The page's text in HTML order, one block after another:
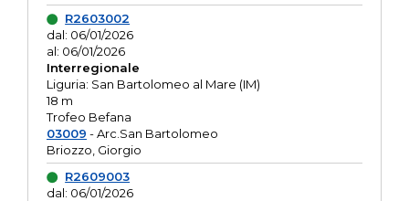
R2603002
dal: 06/01/2026
al: 06/01/2026
Interregionale
Liguria: San Bartolomeo al Mare (IM)
18 m
Trofeo Befana
03009 - Arc.San Bartolomeo
Briozzo, Giorgio
R2609003
dal: 06/01/2026